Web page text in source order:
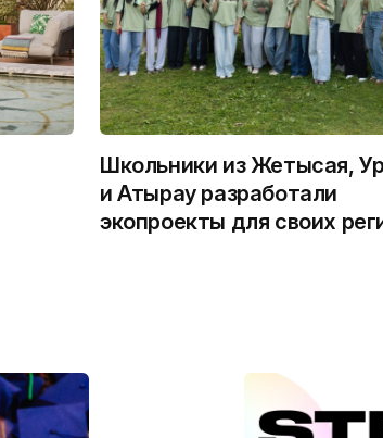
Школьники из Жетысая,
и Атырау разработали
экопроекты для своих